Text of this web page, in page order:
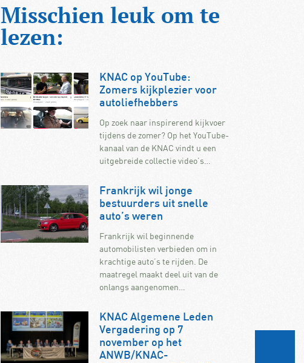
Misschien leuk om te
lezen:
KNAC op YouTube:
Zomers kijkplezier voor
autoliefhebbers
Op zoek naar inspirerend kijkvoer
tijdens de zomer? Op het YouTube-
kanaal van de KNAC vindt u een
uitgebreide collectie video’s…
Frankrijk wil jonge
bestuurders uit snelle
auto’s weren
Frankrijk wil beginnende
automobilisten verbieden om in
krachtige auto’s te rijden. De
maatregel maakt deel uit van de
onlangs aangenomen…
KNAC Algemene Leden
Vergadering op 7
november op het
ANWB/KNAC-